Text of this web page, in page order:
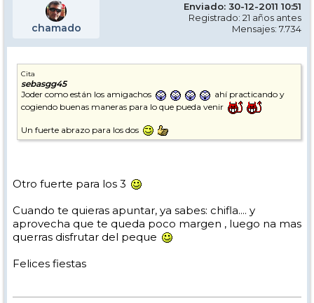
chamado
Enviado: 30-12-2011 10:51
Registrado: 21 años antes
Mensajes: 7.734
Cita
sebasgg45
Joder como están los amigachos
ahí practicando y
cogiendo buenas maneras para lo que pueda venir
Un fuerte abrazo para los dos
Otro fuerte para los 3
Cuando te quieras apuntar, ya sabes: chifla.... y
aprovecha que te queda poco margen , luego na mas
querras disfrutar del peque
Felices fiestas